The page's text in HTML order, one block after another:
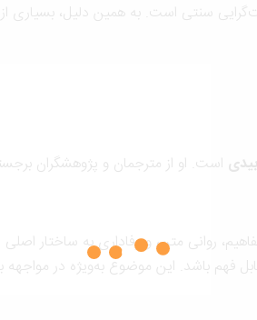
سنتی است. به همین دلیل، بسیاری از
است. او از مترجمان و پژوهشگران
روانی متن، و وفاداری به ساختار
فهم باشد. این موضوع به‌ویژه در مواجهه